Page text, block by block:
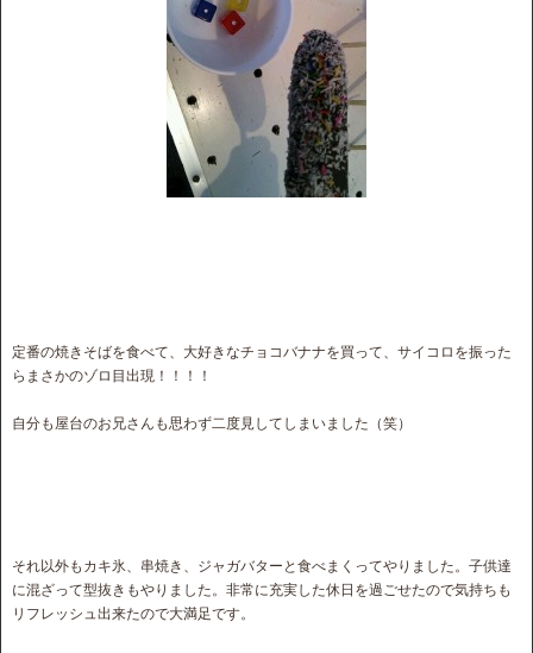
定番の焼きそばを食べて、大好きなチョコバナナを買って、サイコロを振った
らまさかのゾロ目出現！！！！
自分も屋台のお兄さんも思わず二度見してしまいました（笑）
それ以外もカキ氷、串焼き、ジャガバターと食べまくってやりました。子供達
に混ざって型抜きもやりました。非常に充実した休日を過ごせたので気持ちも
リフレッシュ出来たので大満足です。